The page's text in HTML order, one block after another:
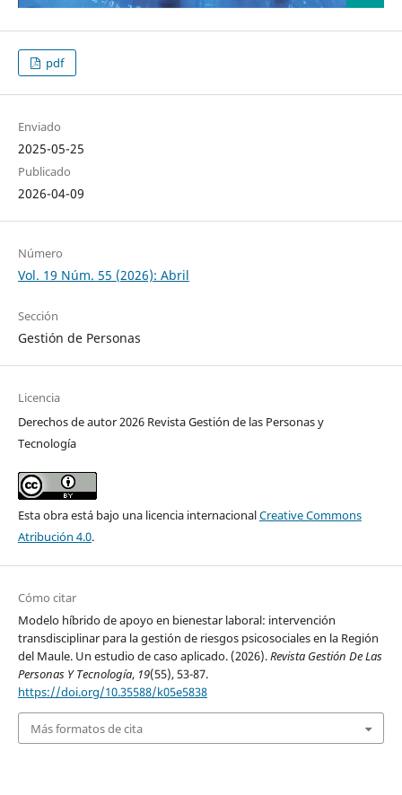
pdf
Enviado
2025-05-25
Publicado
2026-04-09
Número
Vol. 19 Núm. 55 (2026): Abril
Sección
Gestión de Personas
Licencia
Derechos de autor 2026 Revista Gestión de las Personas y
Tecnología
Esta obra está bajo una licencia internacionalCreative Commons
Atribución 4.0.
Cómo citar
Modelo híbrido de apoyo en bienestar laboral: intervención
transdisciplinar para la gestión de riesgos psicosociales en la Región
del Maule. Un estudio de caso aplicado. (2026).Revista Gestión De Las
Personas Y Tecnología, 19(55), 53-87.
https://doi.org/10.35588/k05e5838
Más formatos de cita